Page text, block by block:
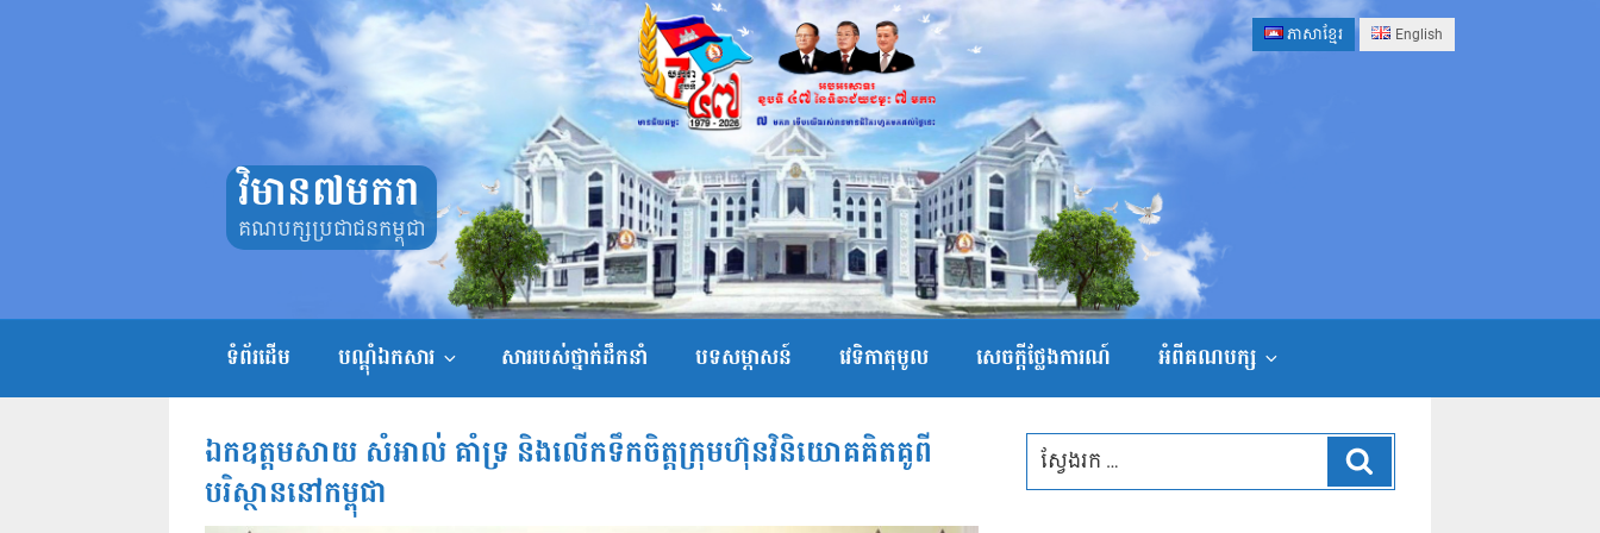
ភាសាខ្មែរ English
វិមាន៧មករា
គណបក្សប្រជាជនកម្ពុជា
ទំព័រដើម បណ្តុំឯកសារ សាររបស់ថ្នាក់ដឹកនាំ បទសម្ភាសន៍ វេទិកាតុមូល សេចក្ដីថ្លែងការណ៍ អំពីគណបក្ស
ឯកឧត្តមសាយ សំអាល់ គាំទ្រ និងលើកទឹកចិត្តក្រុមហ៊ុនវិនិយោគគិតគូពី
បរិស្ថាននៅកម្ពុជា